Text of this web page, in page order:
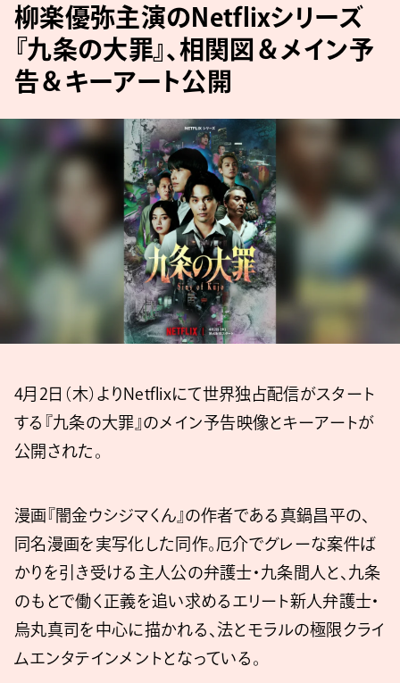
柳楽優弥主演のNetflixシリーズ
『九条の大罪』、相関図＆メイン予
告＆キーアート公開
4月2日（木）よりNetflixにて世界独占配信がスタート
する『九条の大罪』のメイン予告映像とキーアートが
公開された。
漫画『闇金ウシジマくん』の作者である真鍋昌平の、
同名漫画を実写化した同作。厄介でグレーな案件ば
かりを引き受ける主人公の弁護士・九条間人と、九条
のもとで働く正義を追い求めるエリート新人弁護士・
烏丸真司を中心に描かれる、法とモラルの極限クライ
ムエンタテインメントとなっている。